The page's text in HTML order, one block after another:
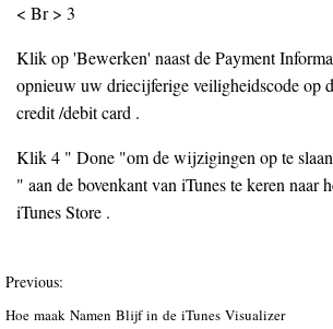
< Br > 3
Klik op 'Bewerken' naast de Payment
opnieuw uw driecijferige veiligheidscode op
credit /debit card .
Klik 4 " Done "om de wijzigingen op te
" aan de bovenkant van iTunes te keren naar
iTunes Store .
Previous:
Hoe maak Namen Blijf in de iTunes Visualizer